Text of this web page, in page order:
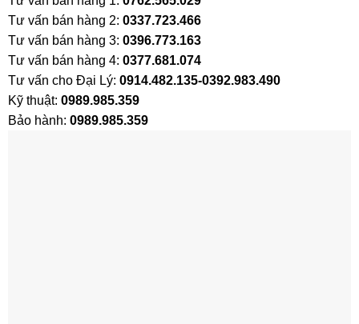
Tư vấn bán hàng 2: 0337.723.466
Tư vấn bán hàng 3: 0396.773.163
Tư vấn bán hàng 4: 0377.681.074
Tư vấn cho Đại Lý: 0914.482.135-0392.983.490
Kỹ thuật: 0989.985.359
Bảo hành: 0989.985.359